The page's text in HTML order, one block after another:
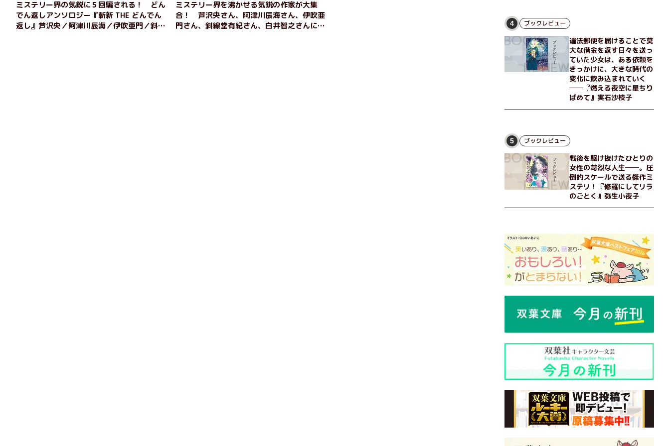
ミステリー界の気鋭に５回騙される！ どん
でん返しアンソロジー『斬新 THE どんでん
返し』芦沢央／阿津川辰海／伊吹亜門／斜線
ミステリー界を沸かせる気鋭の作家が大集
合！ 芦沢央さん、阿津川辰海さん、伊吹亜
門さん、斜線堂有紀さん、白井智之さんによ
4 ブックレビュー
違法郵便を届けることで莫
大な借金を返す日々を送っ
ていた少女は、ある依頼を
きっかけに、大きな時代の
変化に飲み込まれていく
──『燃える夜空に星ちり
ばめて』実石沙枝子
5 ブックレビュー
戦後を駆け抜けたひとりの
女性の苛烈な人生──。圧
倒的スケールで送る傑作ミ
ステリ！『修羅にしてリラ
のごとく』弥生小夜子